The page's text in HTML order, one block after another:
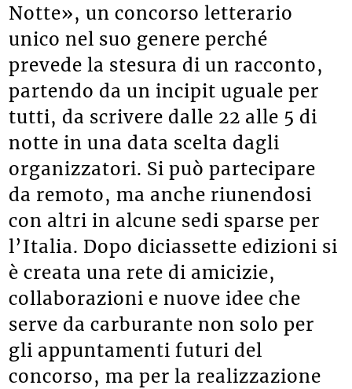
Notte», un concorso letterario
unico nel suo genere perché
prevede la stesura di un racconto,
partendo da un incipit uguale per
tutti, da scrivere dalle 22 alle 5 di
notte in una data scelta dagli
organizzatori. Si può partecipare
da remoto, ma anche riunendosi
con altri in alcune sedi sparse per
l’Italia. Dopo diciassette edizioni si
è creata una rete di amicizie,
collaborazioni e nuove idee che
serve da carburante non solo per
gli appuntamenti futuri del
concorso, ma per la realizzazione